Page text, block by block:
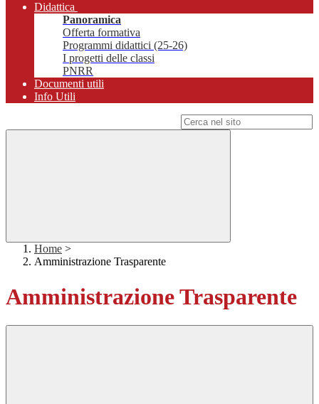
Didattica
Panoramica
Offerta formativa
Programmi didattici (25-26)
I progetti delle classi
PNRR
Documenti utili
Info Utili
Home >
Amministrazione Trasparente
Amministrazione Trasparente